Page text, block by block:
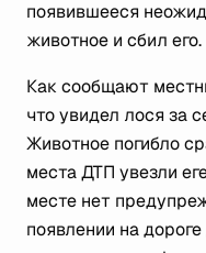
появившееся
животное и сбил его.
Как сообщают
что увидел лося за
Животное погибло
места ДТП увезли
месте нет
появлении на